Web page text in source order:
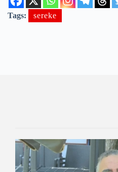
Tags: sereke